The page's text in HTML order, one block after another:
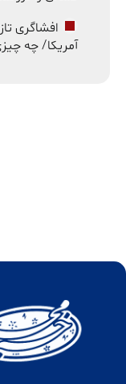
افشاگری
آمریکا/ چه